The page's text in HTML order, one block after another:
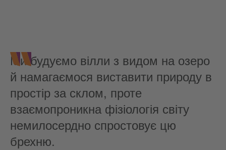
Ми будуємо вілли з видом на озеро
й намагаємося виставити природу в
простір за склом, проте
взаємопроникна фізіологія світу
немилосердно спростовує цю
брехню.